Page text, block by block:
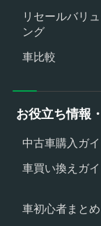
リセールバリ
ング
車比較
お役立ち情報
中古車購入ガ
車買い換えガ
車初心者まとめ